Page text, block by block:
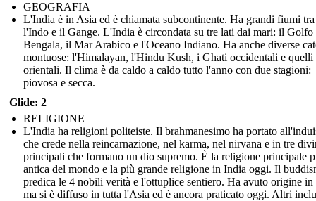
GEOGRAFIA
L'India è in Asia ed è chiamata subcontinente. Ha grandi fiumi
l'Indo e il Gange. L'India è circondata su tre lati dai mari: il Golfo
Bengala, il Mar Arabico e l'Oceano Indiano. Ha anche diverse
montuose: l'Himalayan, l'Hindu Kush, i Ghati occidentali e quelli
orientali. Il clima è da caldo a caldo tutto l'anno con due stagioni:
piovosa e secca.
Glide: 2
RELIGIONE
L'India ha religioni politeiste. Il brahmanesimo ha portato
che crede nella reincarnazione, nel karma, nel nirvana e in tre
principali che formano un dio supremo. È la religione principale
antica del mondo e la più grande religione in India oggi. Il
predica le 4 nobili verità e l'ottuplice sentiero. Ha avuto origine in
ma si è diffuso in tutta l'Asia ed è ancora praticato oggi. Altri